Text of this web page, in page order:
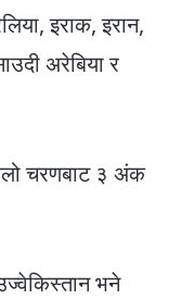
इराक, इरान,
अरेबिया र
चरणबाट ३ अंक
भने